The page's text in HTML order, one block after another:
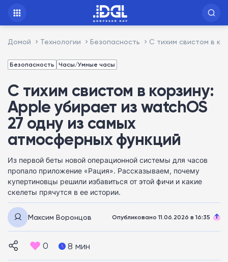
Домой Технологии Безопасность С тихим свистом в
Безопасность Часы/Умные часы
С тихим свистом в корзину:
Apple убирает из watchOS
27 одну из самых
атмосферных функций
Из первой беты новой операционной системы для часов
пропало приложение «Рация». Рассказываем, почему
купертиновцы решили избавиться от этой фичи и какие
скелеты прячутся в ее истории.
Максим Воронцов Опубликовано 11.06.2026 в 16:35
0 8 мин